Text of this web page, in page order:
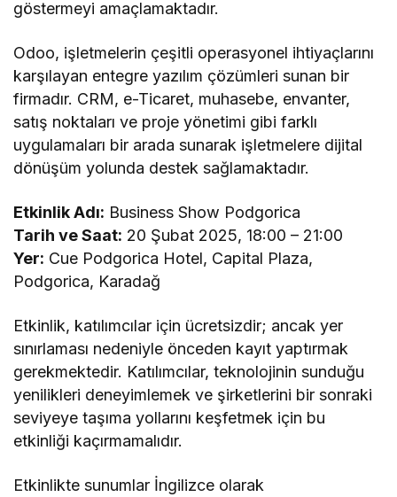
göstermeyi amaçlamaktadır.
Odoo, işletmelerin çeşitli operasyonel ihtiyaçlarını
karşılayan entegre yazılım çözümleri sunan bir
firmadır. CRM, e-Ticaret, muhasebe, envanter,
satış noktaları ve proje yönetimi gibi farklı
uygulamaları bir arada sunarak işletmelere dijital
dönüşüm yolunda destek sağlamaktadır.
Etkinlik Adı: Business Show Podgorica
Tarih ve Saat: 20 Şubat 2025, 18:00 – 21:00
Yer: Cue Podgorica Hotel, Capital Plaza,
Podgorica, Karadağ
Etkinlik, katılımcılar için ücretsizdir; ancak yer
sınırlaması nedeniyle önceden kayıt yaptırmak
gerekmektedir. Katılımcılar, teknolojinin sunduğu
yenilikleri deneyimlemek ve şirketlerini bir sonraki
seviyeye taşıma yollarını keşfetmek için bu
etkinliği kaçırmamalıdır.
Etkinlikte sunumlar İngilizce olarak